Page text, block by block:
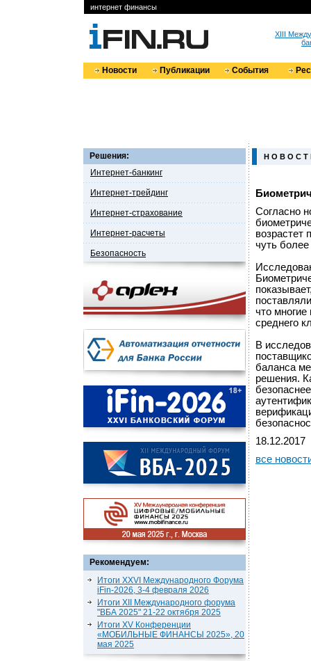
интернет финансы
XIII
Новости Публикации События
Решения:
Интернет-банкинг
Интернет-трейдинг
Интернет-страхование
Интернет-расчеты
Безопасность
Рекомендуем:
Итоги XXVI Международного Форума
iFin-2026, 3-4 февраля 2026
Итоги XII Международного форума
"ВБА 2025" 21-22 октября 2025
Итоги XV Конференции
«МОБИЛЬНЫЕ ФИНАНСЫ 2025», 20
мая 2025
Н О В О С Т
Согласно
возрастет
чуть
что
среднего
В
баланса
решения.
18.12.2017
все